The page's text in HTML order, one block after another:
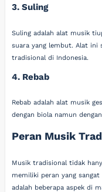
3. Suling
Suling adalah alat musik
suara yang lembut. Alat ini
tradisional di Indonesia.
4. Rebab
Rebab adalah alat musik
dengan biola namun
Peran Musik
Musik tradisional tidak
memiliki peran yang
adalah beberapa aspek di